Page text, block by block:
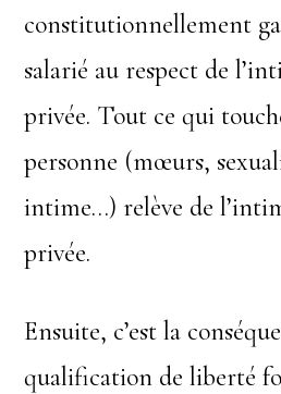
constitutionnellement
salarié au respect de
privée. Tout ce qui
personne (mœurs,
intime…) relève de
privée.
Ensuite, c’est la
qualification de liberté